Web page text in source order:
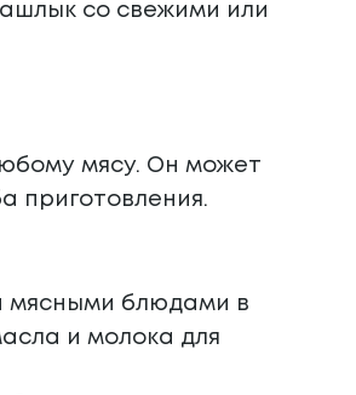
со свежими или
мясу. Он может
приготовления.
мясными блюдами в
и молока для